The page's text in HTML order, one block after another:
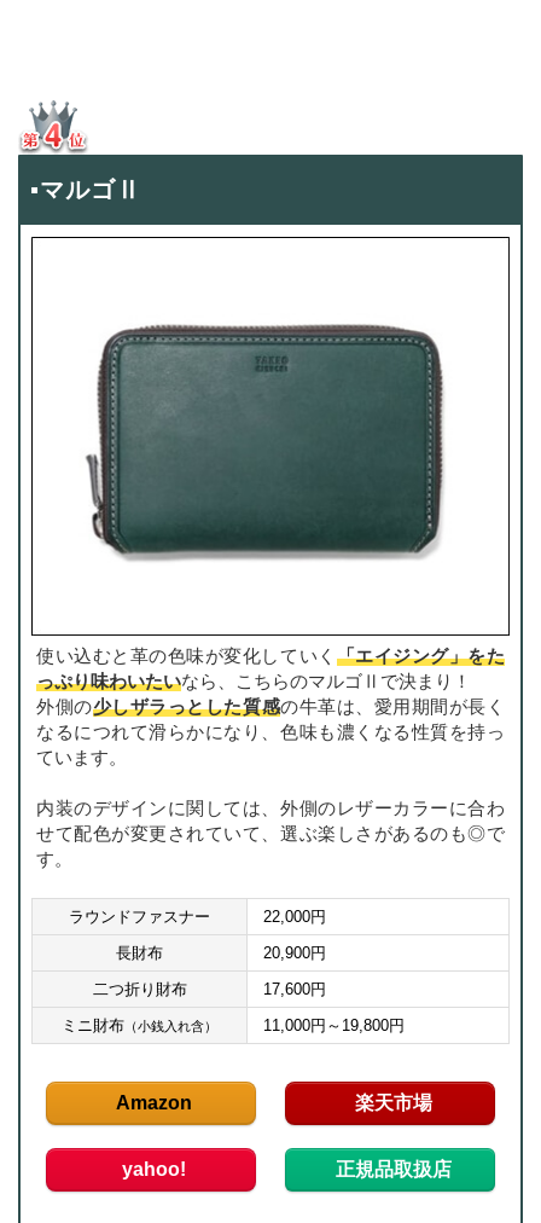
▪マルゴⅡ
使い込むと革の色味が変化していく 「エイジング」をた
っぷり味わいたいなら、こちらのマルゴⅡで決まり！
外側の少しザラっとした質感の牛革は、愛用期間が長く
なるにつれて滑らかになり、色味も濃くなる性質を持っ
ています。
内装のデザインに関しては、外側のレザーカラーに合わ
せて配色が変更されていて、選ぶ楽しさがあるのも◎で
す。
ラウンドファスナー
22,000円
長財布
20,900円
二つ折り財布
17,600円
ミニ財布 （小銭入れ含） 11,000円～19,800円
Amazon 楽天市場
yahoo! 正規品取扱店